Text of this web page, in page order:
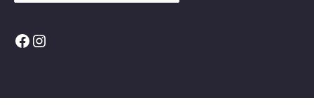
Facebook
Instagram